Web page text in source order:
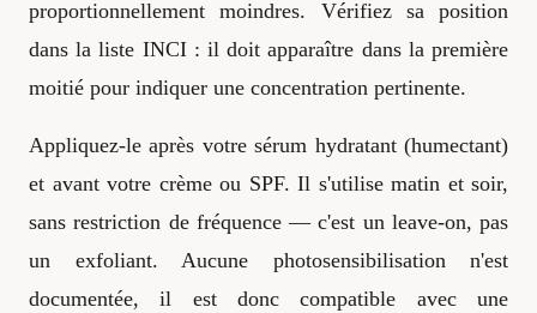
proportionnellement moindres. Vérifiez sa position
dans la liste INCI : il doit apparaître dans la première
moitié pour indiquer une concentration pertinente.
Appliquez-le après votre sérum hydratant (humectant)
et avant votre crème ou SPF. Il s'utilise matin et soir,
sans restriction de fréquence — c'est un leave-on, pas
un exfoliant. Aucune photosensibilisation n'est
documentée, il est donc compatible avec une